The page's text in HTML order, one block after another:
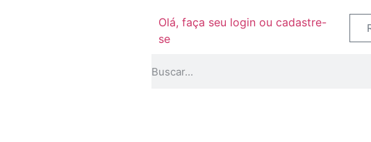
Olá, faça seu login ou cadastre-
se